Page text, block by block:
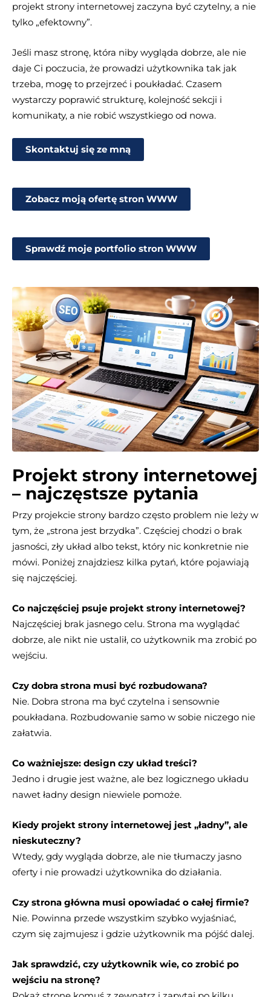
projekt strony internetowej zaczyna być czytelny, a nie
tylko „efektowny”.
Jeśli masz stronę, która niby wygląda dobrze, ale nie
daje Ci poczucia, że prowadzi użytkownika tak jak
trzeba, mogę to przejrzeć i poukładać. Czasem
wystarczy poprawić strukturę, kolejność sekcji i
komunikaty, a nie robić wszystkiego od nowa.
Skontaktuj się ze mną
Zobacz moją ofertę stron WWW
Sprawdź moje portfolio stron WWW
Projekt strony internetowej
– najczęstsze pytania
Przy projekcie strony bardzo często problem nie leży w
tym, że „strona jest brzydka”. Częściej chodzi o brak
jasności, zły układ albo tekst, który nic konkretnie nie
mówi. Poniżej znajdziesz kilka pytań, które pojawiają
się najczęściej.
Co najczęściej psuje projekt strony internetowej?
Najczęściej brak jasnego celu. Strona ma wyglądać
dobrze, ale nikt nie ustalił, co użytkownik ma zrobić po
wejściu.
Czy dobra strona musi być rozbudowana?
Nie. Dobra strona ma być czytelna i sensownie
poukładana. Rozbudowanie samo w sobie niczego nie
załatwia.
Co ważniejsze: design czy układ treści?
Jedno i drugie jest ważne, ale bez logicznego układu
nawet ładny design niewiele pomoże.
Kiedy projekt strony internetowej jest „ładny”, ale
nieskuteczny?
Wtedy, gdy wygląda dobrze, ale nie tłumaczy jasno
oferty i nie prowadzi użytkownika do działania.
Czy strona główna musi opowiadać o całej firmie?
Nie. Powinna przede wszystkim szybko wyjaśniać,
czym się zajmujesz i gdzie użytkownik ma pójść dalej.
Jak sprawdzić, czy użytkownik wie, co zrobić po
wejściu na stronę?